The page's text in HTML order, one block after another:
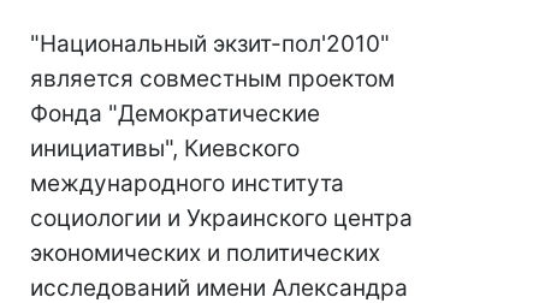
"Национальный экзит-пол'2010"
является совместным проектом
Фонда "Демократические
инициативы", Киевского
международного института
социологии и Украинского центра
экономических и политических
исследований имени Александра